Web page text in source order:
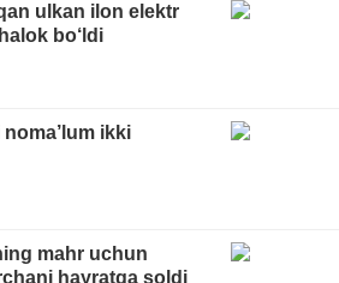
ulkan ilon elektr
bo‘ldi
ikki
mahr uchun
hayratga soldi